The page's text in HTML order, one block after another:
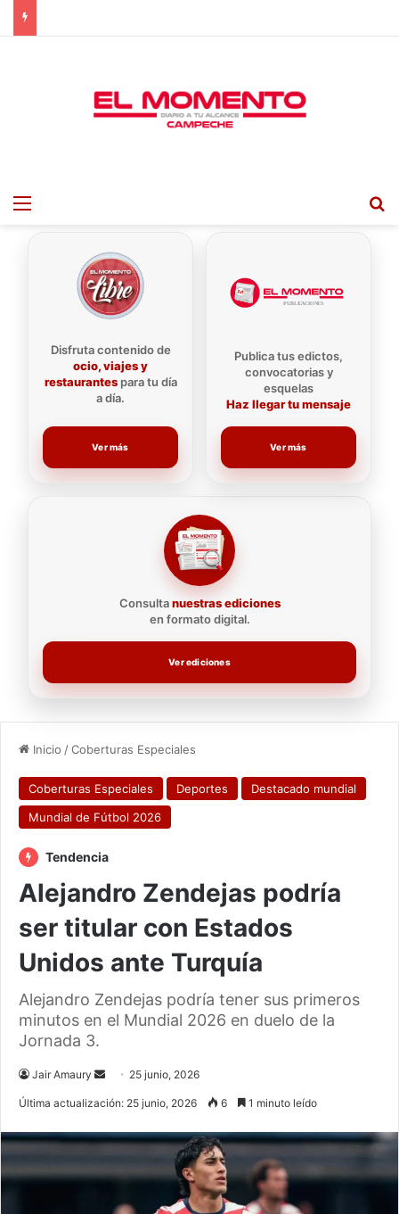
Menu
Disfruta contenido de
ocio, viajes y
restaurantespara tu día
a día.
Ver más
Consultanuestras ediciones
en formato digital.
Ver ediciones
Publica tus edictos,
convocatorias y
esquelas
Haz llegar tu mensaje
Ver más
Inicio /Coberturas Especiales
Coberturas Especiales Deportes
Destacado mundial
Mundial de Fútbol 2026
Tendencia
Alejandro Zendejas podría
ser titular con Estados
Unidos ante Turquía
Alejandro Zendejas podría tener sus primeros
minutos en el Mundial 2026 en duelo de la
Jornada 3.
Jair Amaury
Send
an
25 junio, 2026
Última actualización: 25 junio, 2026 6 1 minuto leído